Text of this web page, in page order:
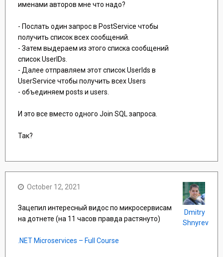
именами авторов мне что надо?
- Послать один запрос в PostService чтобы
получить список всех сообщений.
- Затем выдераем из этого списка сообщений
список UserIDs.
- Далее отправляем этот список UserIds в
UserService чтобы получить всех Users
- объединяем posts и users.
И это все вместо одного Join SQL запроса.
Так?
October 12, 2021
Зацепил интересный видос по микросервисам
на дотнете (на 11 часов правда растянуто)
.NET Microservices – Full Course
Dmitry
Shnyrev